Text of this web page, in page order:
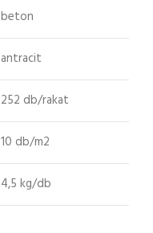
beton
antracit
252 db/rakat
10 db/m2
4,5 kg/db